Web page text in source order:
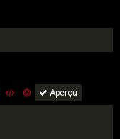
Aperçu